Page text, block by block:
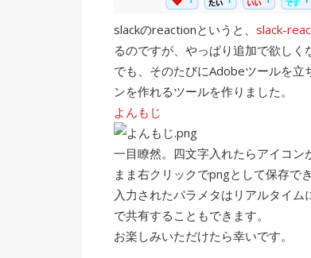
slackのreactionというと、 slack-
るのですが、やっぱり追加で欲しく
でも、そのたびにAdobeツールを立
ンを作れるツールを作りました。
よんもじ
一目瞭然。四文字入れたらアイコ
まま右クリックでpngとして保存でき
入力されたパラメタはリアルタイ
で共有することもできます。
お楽しみいただけたら幸いです。